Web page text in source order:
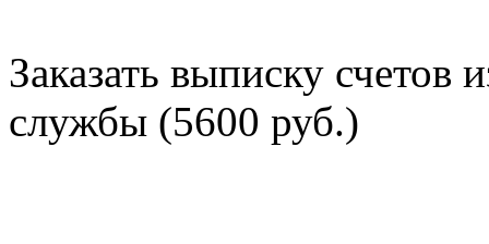
Заказать выписку счетов
службы (5600 руб.)